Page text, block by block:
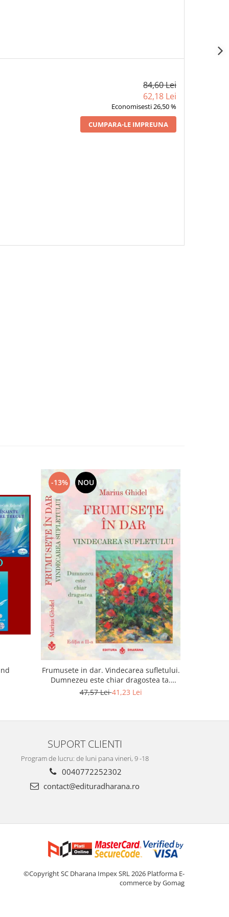
84,60 Lei
62,18 Lei
Economisesti 26,50 %
CUMPARA-LE IMPREUNA
-13% NOU
Frumusete in dar. Vindecarea sufletului.
Dumnezeu este chiar dragostea ta.
Editia a 2-a
47,57 Lei41,23 Lei
SUPORT CLIENTI
Program de lucru: de luni pana vineri, 9 -18
0040772252302
contact@edituradharana.ro
©Copyright SC Dharana Impex SRL 2026 Platforma E-
commerce by Gomag